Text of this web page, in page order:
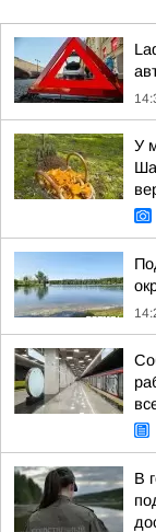
У
В